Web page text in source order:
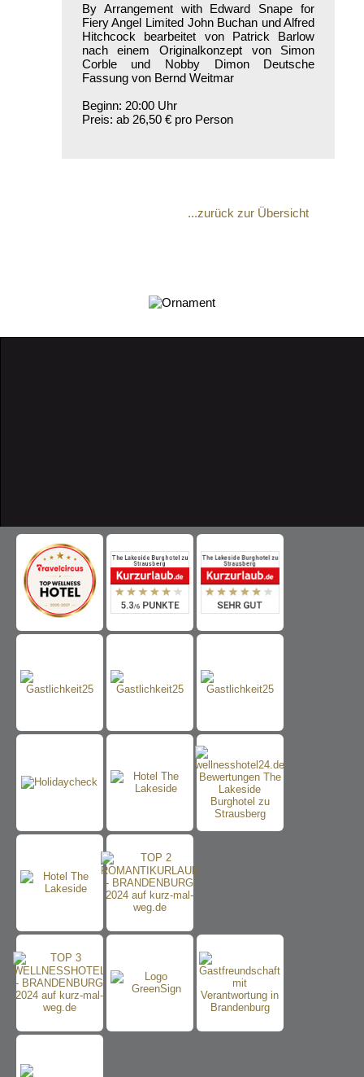
By Arrangement with Edward Snape for
Fiery Angel Limited John Buchan und Alfred
Hitchcock bearbeitet von Patrick Barlow
nach einem Originalkonzept von Simon
Corble und Nobby Dimon Deutsche
Fassung von Bernd Weitmar
Beginn: 20:00 Uhr
Preis: ab 26,50 € pro Person
...zurück zur Übersicht